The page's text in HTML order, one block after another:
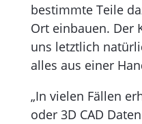
bestimmte Teile
Ort einbauen. Der
uns letztlich
alles aus einer
„In vielen Fällen
oder 3D CAD